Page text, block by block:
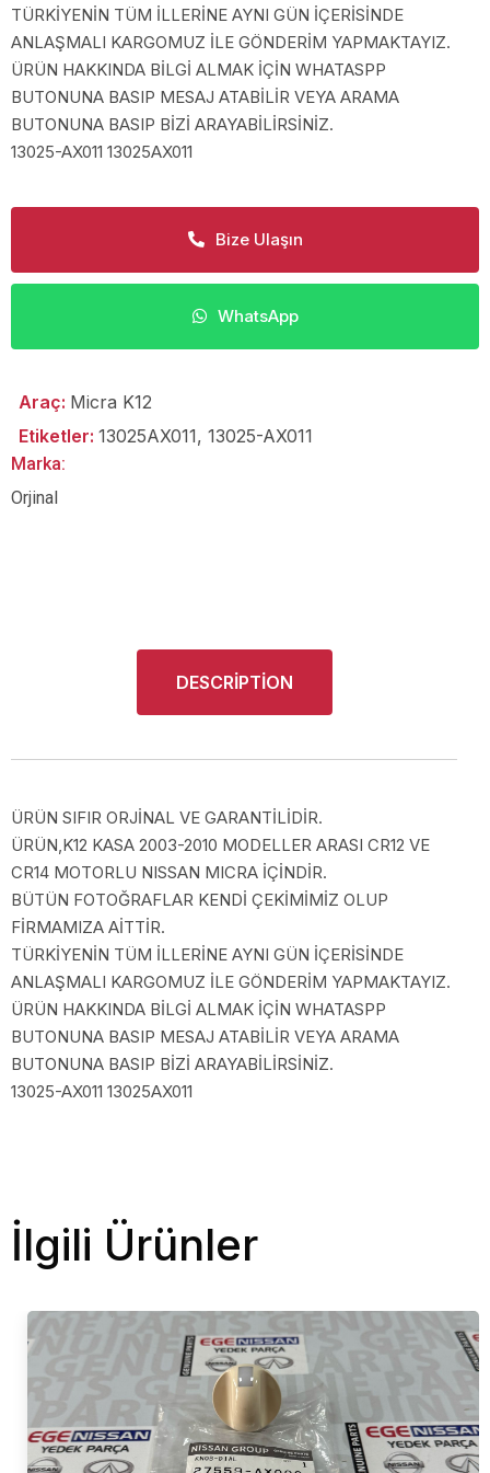
TÜRKİYENİN TÜM İLLERİNE AYNI GÜN İÇERİSİNDE
ANLAŞMALI KARGOMUZ İLE GÖNDERİM YAPMAKTAYIZ.
ÜRÜN HAKKINDA BİLGİ ALMAK İÇİN WHATASPP
BUTONUNA BASIP MESAJ ATABİLİR VEYA ARAMA
BUTONUNA BASIP BİZİ ARAYABİLİRSİNİZ.
13025-AX011 13025AX011
Bize Ulaşın
WhatsApp
Araç: Micra K12
Etiketler: 13025AX011, 13025-AX011
Marka:
Orjinal
DESCRIPTION
ÜRÜN SIFIR ORJİNAL VE GARANTİLİDİR.
ÜRÜN,K12 KASA 2003-2010 MODELLER ARASI CR12 VE
CR14 MOTORLU NISSAN MICRA İÇİNDİR.
BÜTÜN FOTOĞRAFLAR KENDİ ÇEKİMİMİZ OLUP
FİRMAMIZA AİTTİR.
TÜRKİYENİN TÜM İLLERİNE AYNI GÜN İÇERİSİNDE
ANLAŞMALI KARGOMUZ İLE GÖNDERİM YAPMAKTAYIZ.
ÜRÜN HAKKINDA BİLGİ ALMAK İÇİN WHATASPP
BUTONUNA BASIP MESAJ ATABİLİR VEYA ARAMA
BUTONUNA BASIP BİZİ ARAYABİLİRSİNİZ.
13025-AX011 13025AX011
İlgili Ürünler